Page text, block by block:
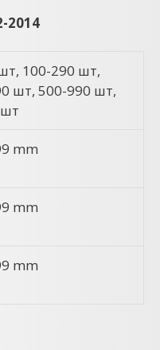
2014
100-290 шт,
шт, 500-990 шт,
mm
mm
mm